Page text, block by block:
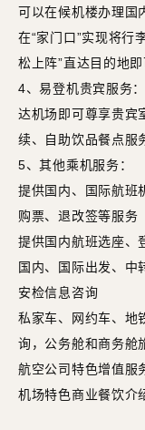
可以在候机楼办理国
在“家门口”实现将行
松上阵”直达目的地即
4、易登机贵宾服务
达机场即可尊享贵宾
续、自助饮品餐点服
5、其他乘机服务：
提供国内、国际航班
购票、退改签等服务
提供国内航班选座、
国内、国际出发、中
安检信息咨询
私家车、网约车、地
询，公务舱和商务舱
航空公司特色增值服
机场特色商业餐饮介